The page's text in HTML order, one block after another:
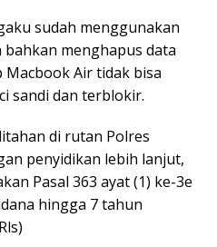
sudah menggunakan
menghapus data
Air tidak bisa
sandi dan terblokir.
di rutan Polres
penyidikan lebih lanjut,
Pasal 363 ayat (1) ke-3e
hingga 7 tahun